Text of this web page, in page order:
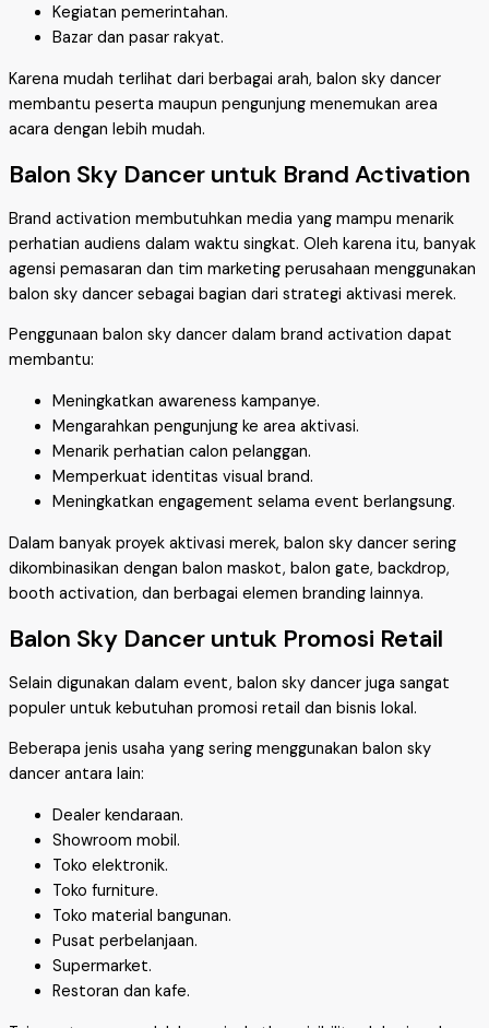
Kegiatan pemerintahan.
Bazar dan pasar rakyat.
Karena mudah terlihat dari berbagai arah, balon sky dancer
membantu peserta maupun pengunjung menemukan area
acara dengan lebih mudah.
Balon Sky Dancer untuk Brand Activation
Brand activation membutuhkan media yang mampu menarik
perhatian audiens dalam waktu singkat. Oleh karena itu, banyak
agensi pemasaran dan tim marketing perusahaan menggunakan
balon sky dancer sebagai bagian dari strategi aktivasi merek.
Penggunaan balon sky dancer dalam brand activation dapat
membantu:
Meningkatkan awareness kampanye.
Mengarahkan pengunjung ke area aktivasi.
Menarik perhatian calon pelanggan.
Memperkuat identitas visual brand.
Meningkatkan engagement selama event berlangsung.
Dalam banyak proyek aktivasi merek, balon sky dancer sering
dikombinasikan dengan balon maskot, balon gate, backdrop,
booth activation, dan berbagai elemen branding lainnya.
Balon Sky Dancer untuk Promosi Retail
Selain digunakan dalam event, balon sky dancer juga sangat
populer untuk kebutuhan promosi retail dan bisnis lokal.
Beberapa jenis usaha yang sering menggunakan balon sky
dancer antara lain:
Dealer kendaraan.
Showroom mobil.
Toko elektronik.
Toko furniture.
Toko material bangunan.
Pusat perbelanjaan.
Supermarket.
Restoran dan kafe.